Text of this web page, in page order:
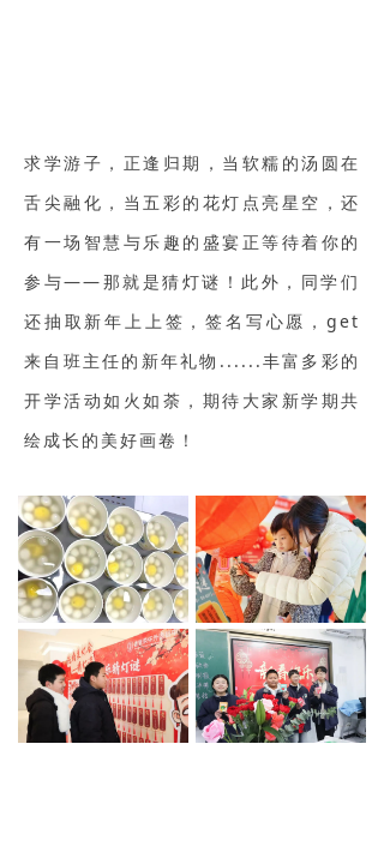
求学游子，正逢归期，当软糯的汤圆在
舌尖融化，当五彩的花灯点亮星空，还
有一场智慧与乐趣的盛宴正等待着你的
参与——那就是猜灯谜！此外，同学们
还抽取新年上上签，签名写心愿，get
来自班主任的新年礼物......丰富多彩的
开学活动如火如荼，期待大家新学期共
绘成长的美好画卷！